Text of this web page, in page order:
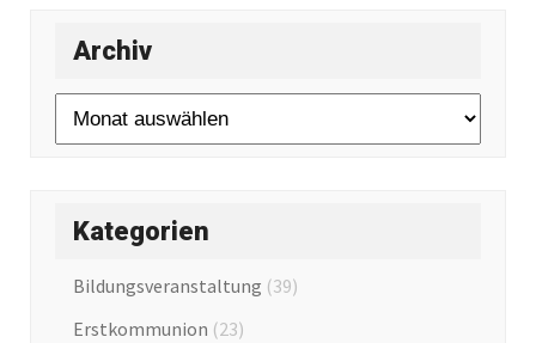
Archiv
Archiv
Kategorien
Bildungsveranstaltung (39)
Erstkommunion (23)